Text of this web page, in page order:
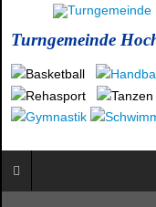
Turngemeinde